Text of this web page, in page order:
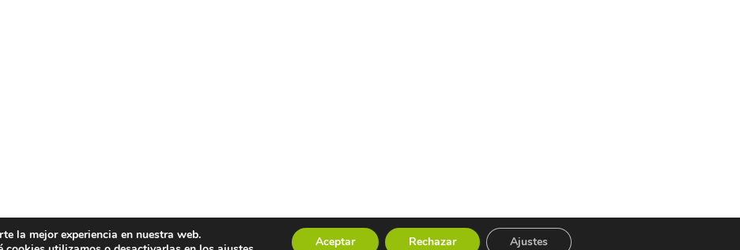
la mejor experiencia en nuestra web.
Aceptar Rechazar Ajustes